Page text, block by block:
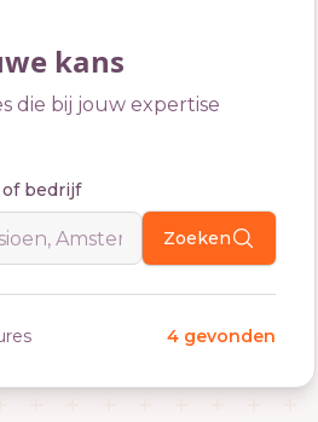
kans
die bij jouw expertise
bedrijf
Zoeken
4 gevonden